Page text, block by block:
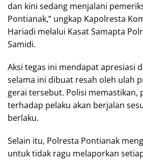
dan kini sedang menjalani
Pontianak,” ungkap Kapolresta
Hariadi melalui Kasat Samapta
Samidi.
Aksi tegas ini mendapat apresiasi
selama ini dibuat resah oleh ulah
gerai tersebut. Polisi memastikan,
terhadap pelaku akan berjalan
berlaku.
Selain itu, Polresta Pontianak
untuk tidak ragu melaporkan